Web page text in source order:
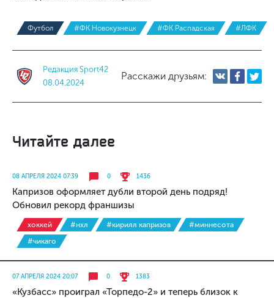
Футбол #ФК Новокузнецк #ФК Распадская #ЛФК
Редакция Sport42
08.04.2024
Расскажи друзьям:
Читайте далее
08 АПРЕЛЯ 2024 07:39 0 1436
Капризов оформляет дубли второй день подряд!
Обновил рекорд франшизы
хоккей #нхл #кирилл капризов
#миннесота
#чикаго
07 АПРЕЛЯ 2024 20:07 0 1383
«Кузбасс» проиграл «Торпедо-2» и теперь близок к